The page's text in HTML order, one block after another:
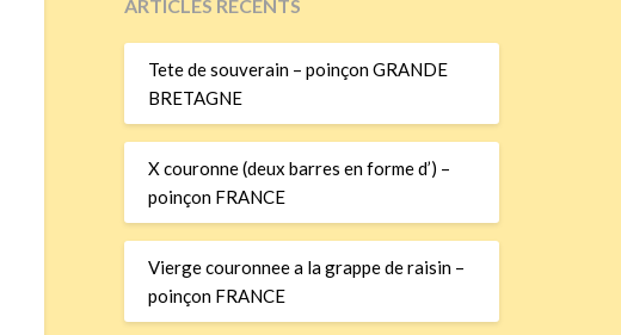
ARTICLES RÉCENTS
Tete de souverain – poinçon GRANDE
BRETAGNE
X couronne (deux barres en forme d’) –
poinçon FRANCE
Vierge couronnee a la grappe de raisin –
poinçon FRANCE